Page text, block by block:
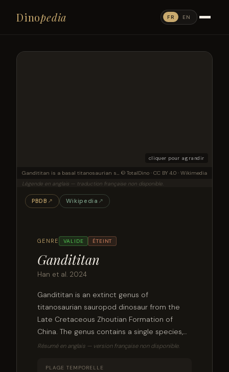
Dinopedia FR EN
GENRE VALIDE ÉTEINT
Gandititan
Han et al. 2024
Gandititan is an extinct genus of
titanosaurian sauropod dinosaur from the
Late Cretaceous Zhoutian Formation of
China. The genus contains a single species,
G. cavocaudatus, known from a partial
Résumé en anglais — version française non disponible.
PLAGE TEMPORELLE
cliquer pour agrandir
Gandititan is a basal titanosaurian sauropod dinosaur from the Late Cretaceous of what is now China. It was a long-necked herbivore, typical of sauropods, with a relatively short tail, a characteristic of titanosaurs compared to other sauropods. Titanosauria have a wide range of body sizes, and Gandititan falls around the middle, slightly on the smaller side. Discovered with a fairly well articluated spine from neck to tail, Gandititan is estimated at about 14 m in total body length. © TotalDino · CC BY 4.0 · Wikimedia
Légende en anglais — traduction française non disponible.
PBDB ↗ Wikipedia ↗